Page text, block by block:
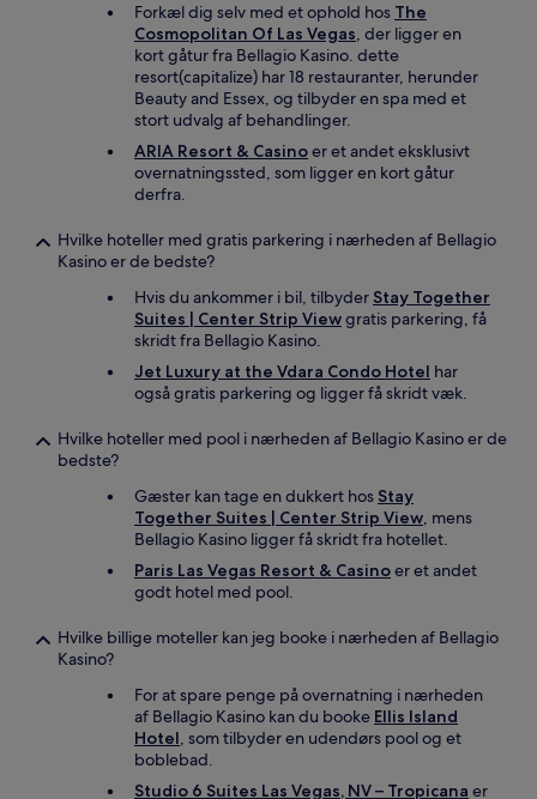
Forkæl dig selv med et ophold hos The
Cosmopolitan Of Las Vegas, der ligger en
kort gåtur fra Bellagio Kasino. dette
resort(capitalize) har 18 restauranter, herunder
Beauty and Essex, og tilbyder en spa med et
stort udvalg af behandlinger.
ARIA Resort & Casinoer et andet eksklusivt
overnatningssted, som ligger en kort gåtur
derfra.
Hvilke hoteller med gratis parkering i nærheden af Bellagio
Kasino er de bedste?
Hvis du ankommer i bil, tilbyder Stay Together
Suites | Center Strip Viewgratis parkering, få
skridt fra Bellagio Kasino.
Jet Luxury at the Vdara Condo Hotel har
også gratis parkering og ligger få skridt væk.
Hvilke hoteller med pool i nærheden af Bellagio Kasino er de
bedste?
Gæster kan tage en dukkert hos Stay
Together Suites | Center Strip View, mens
Bellagio Kasino ligger få skridt fra hotellet.
Paris Las Vegas Resort & Casinoer et andet
godt hotel med pool.
Hvilke billige moteller kan jeg booke i nærheden af Bellagio
Kasino?
For at spare penge på overnatning i nærheden
af Bellagio Kasino kan du booke Ellis Island
Hotel, som tilbyder en udendørs pool og et
boblebad.
Studio 6 Suites Las Vegas, NV – Tropicana er